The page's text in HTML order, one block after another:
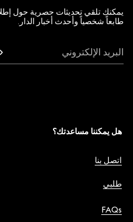
يمكنك تلقي تحديثات حصرية حول
طابعاً شخصياً وأحدث أخبار الدار.
البريد الإلكتروني
هل يمكننا مساعدتك؟
اتصل بنا
طلبي
FAQs